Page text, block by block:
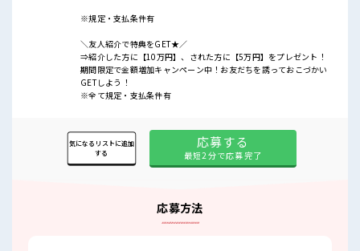
※規定・支払条件有
＼友人紹介で特典をGET★／
⇒紹介した方に【10万円】、された方に【5万円】をプレゼント！
期間限定で金額増加キャンペーン中！お友だちを誘っておこづかい
GETしよう！
※全て規定・支払条件有
応募する
最短2分で応募完了
気になるリストに追加
する
応募方法